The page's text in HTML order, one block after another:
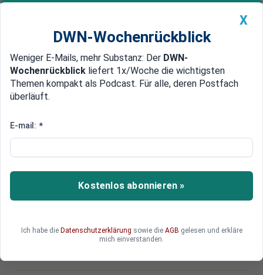
Newsticker MEIN DWN: Geldanlage Premium
Edelmetalle DWN-Magazin China
Aufträge der deutschen
mehr Kurzarbeit
Die Auftragslage der deutschen Industrie hat
sich kaum gebessert, die Umsätze gehen zurück.
Kurzarbeit.
X
DWN-Wochenrückblick
Weniger E-Mails, mehr Substanz: Der DWN-
Wochenrückblick liefert 1x/Woche die wichtigsten
Themen kompakt als Podcast. Für alle, deren Postfach
überläuft.
E-mail: *
Kostenlos abonnieren »
Ich habe die Datenschutzerklärung sowie die AGB gelesen und erkläre
mich einverstanden.